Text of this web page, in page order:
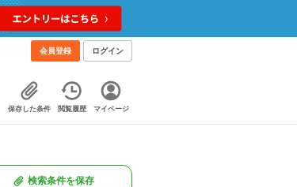
会員登録 ログイン
保存した条件 閲覧履歴 マイページ
検索条件を保存